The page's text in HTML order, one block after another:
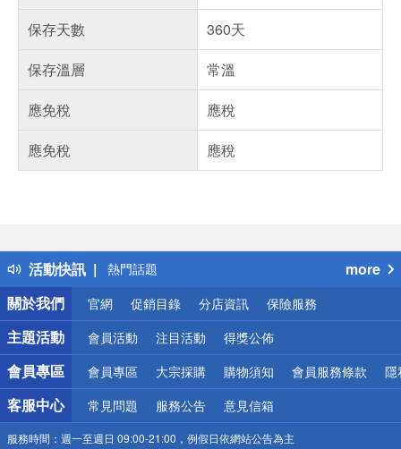
保存天數
360天
保存溫層
常溫
應免稅
應稅
應免稅
應稅
活動快訊
得獎公告
熱門話題
銀行優惠
偏遠地區配送
詐騙網頁！請小心！
more
關於我們
官網 促銷目錄 分店資訊 保險服務
主題活動 會員活動 注目活動 得獎公佈
會員專區 會員專區 大宗採購 購物須知 會員服務條款 隱
客服中心 常見問題 服務公告 意見信箱
服務時間： 週一至週日 09:00-21:00，例假日依網站公告為主